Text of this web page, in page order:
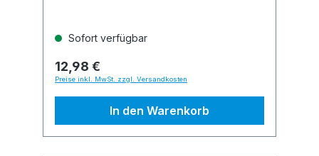
Sofort verfügbar
12,98 €
Preise inkl. MwSt. zzgl. Versandkosten
In den Warenkorb